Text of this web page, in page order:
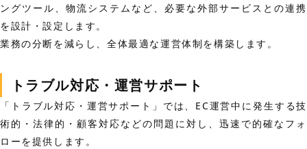
ングツール、物流システムなど、必要な外部サービスとの連携
を設計・設定します。
業務の分断を減らし、全体最適な運営体制を構築します。
トラブル対応・運営サポート
「トラブル対応・運営サポート」では、EC運営中に発生する技
術的・法律的・顧客対応などの問題に対し、迅速で的確なフォ
ローを提供します。